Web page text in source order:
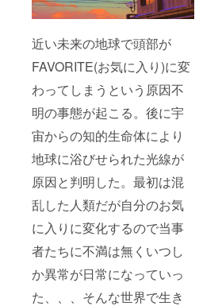
近い未来の地球で頭部が
FAVORITE(お気に入り)に変
わってしまうという原因不
明の事態が起こる。後に宇
宙からの知的生命体により
地球に浴びせられた光線が
原因と判明した。最初は混
乱した人類だが自分のお気
に入りに変化するので当事
者たちに不満は無くいつし
か異常が日常になっていっ
た、、、そんな世界で生き